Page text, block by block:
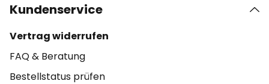
Kundenservice
Vertrag widerrufen
FAQ & Beratung
Bestellstatus prüfen